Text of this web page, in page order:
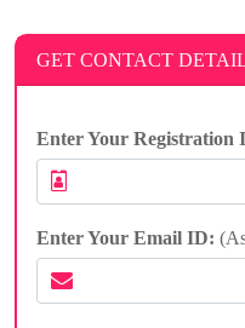
GET CONTACT
Enter Your Registration
Enter Your Email ID: